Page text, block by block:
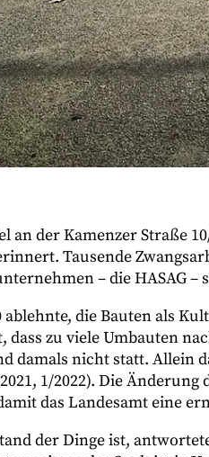
der Kamenzer Straße
Tausende
– die HASAG –
die Bauten als
zu viele Umbauten
damals nicht statt. Allein
1/2022). Die
das Landesamt eine
der Dinge ist,